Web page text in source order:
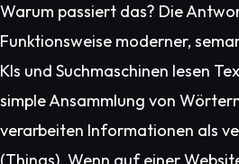
Warum passiert das? Die
Funktionsweise moderner,
KIs und Suchmaschinen lesen
simple Ansammlung von
verarbeiten Informationen als